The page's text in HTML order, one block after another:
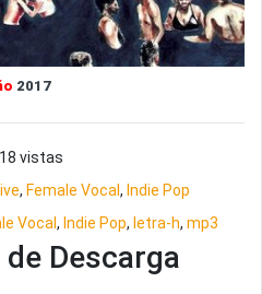
2017
vistas
, Female Vocal , Indie Pop
Vocal , Indie Pop, letra-h, mp3
Descarga